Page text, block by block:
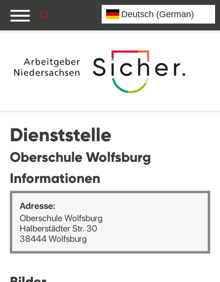
Dienststelle
Oberschule Wolfsburg
Informationen
Adresse:
Oberschule Wolfsburg
Halberstädter Str. 30
38444 Wolfsburg